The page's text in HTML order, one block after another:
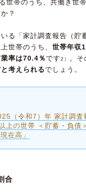
世帯のうち、共働き世
？
る「家計調査報告（貯
世帯のうち、 世帯年収
率は70.4％です2） 。そ
考えられるでしょう。
（令和7）年 家計調査
上の世帯 ＜貯蓄・負債
在高」
合